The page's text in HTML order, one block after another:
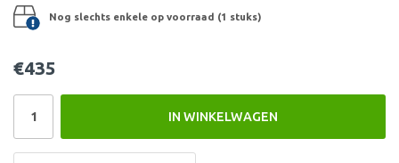
Nog slechts enkele op voorraad (1 stuks)
€435
IN WINKELWAGEN